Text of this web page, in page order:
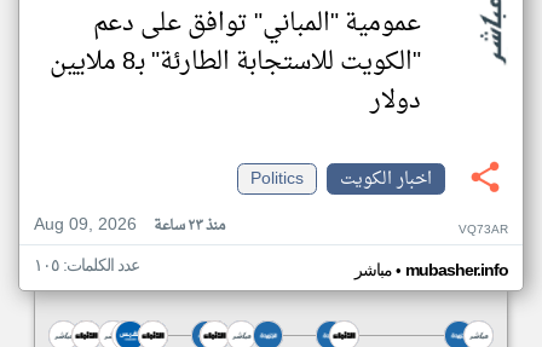
عمومية "المباني" توافق على دعم
"الكويت للاستجابة الطارئة" بـ8 ملايين
دولار
اخبار الكويت
Politics
Aug 09, 2026
منذ ٢٣ ساعة VQ73AR
مباشر• mubasher.info عدد الكلمات: ١٠٥